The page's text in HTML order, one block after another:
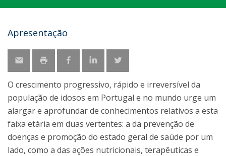
Apresentação
O crescimento progressivo, rápido e irreversível da
população de idosos em Portugal e no mundo urge um
alargar e aprofundar de conhecimentos relativos a esta
faixa etária em duas vertentes: a da prevenção de
doenças e promoção do estado geral de saúde por um
lado, como a das ações nutricionais, terapêuticas e